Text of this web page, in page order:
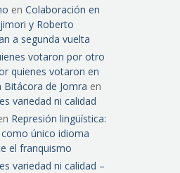
en Colaboración en
y Roberto
a segunda vuelta
votaron por otro
quienes votaron en
Bitácora de Jomra en
variedad ni calidad
Represión lingüística:
único idioma
el franquismo
variedad ni calidad –